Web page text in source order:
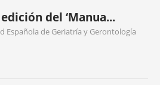
del ‘Manua...
Española de Geriatría y Gerontología